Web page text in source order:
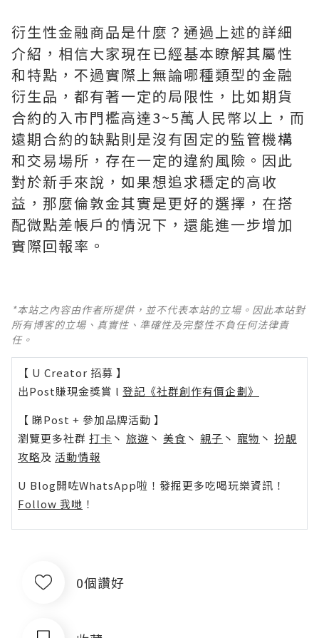
衍生性金融商品是什麼？通過上述的詳細
介紹，相信大家現在已經基本瞭解其屬性
和特點，不過實際上無論哪種類型的金融
衍生品，都有著一定的局限性，比如期貨
合約的入市門檻高達3~5萬人民幣以上，而
遠期合約的缺點則是沒有固定的監管機構
和交易場所，存在一定的違約風險。因此
對於新手來說，如果想追求穩定的高收
益，那麼倫敦金其實是更好的選擇，在搭
配微點差帳戶的情況下，還能進一步增加
實際回報率。
*本站之內容由作者所提供，並不代表本站的立場。因此本站對
所有博客的立場、真實性、準確性及完整性不負任何法律責
任。
【 U Creator 招募 】
出Post賺現金獎賞 l 登記《社群創作有價企劃》
【 睇Post + 參加品牌活動 】
瀏覽更多社群 打卡 丶 旅遊 丶 美食 丶 親子 丶 寵物 丶 扮靚
攻略及 活動情報
U Blog開咗WhatsApp啦！發掘更多吃喝玩樂資訊！
Follow 我哋 ！
0個讚好